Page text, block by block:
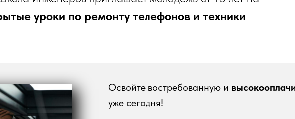
уроки по ремонту телефонов и техники
Освойте востребованную и
уже сегодня!